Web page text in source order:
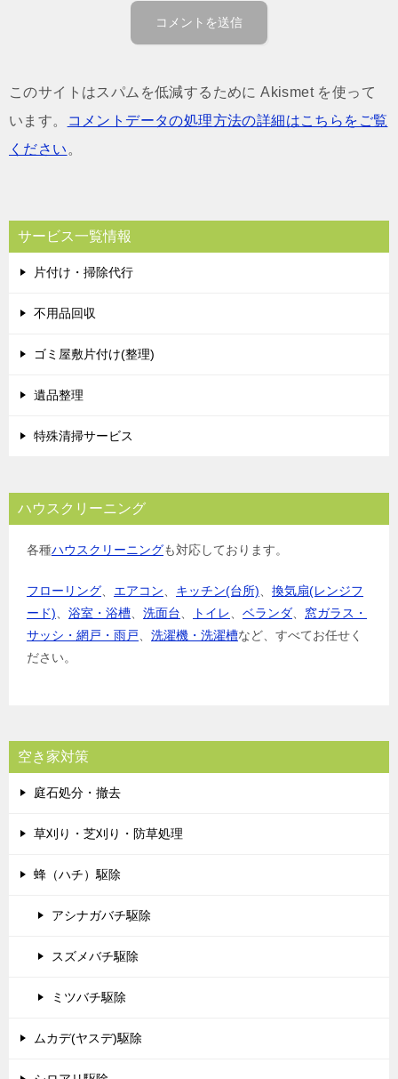
このサイトはスパムを低減するために Akismet を使って
います。
コメントデータの処理方法の詳細はこちらをご覧
ください 。
サービス一覧情報
片付け・掃除代行
不用品回収
ゴミ屋敷片付け(整理)
遺品整理
特殊清掃サービス
ハウスクリーニング
各種ハウスクリーニングも対応しております。
フローリング エアコン キッチン(台所)
換気扇(レンジフ
ード)
浴室・浴槽 洗面台 トイレ ベランダ
窓ガラス・
サッシ・網戸・雨戸
洗濯機・洗濯槽など、すべてお任せく
ださい。
空き家対策
庭石処分・撤去
草刈り・芝刈り・防草処理
蜂（ハチ）駆除
アシナガバチ駆除
スズメバチ駆除
ミツバチ駆除
ムカデ(ヤスデ)駆除